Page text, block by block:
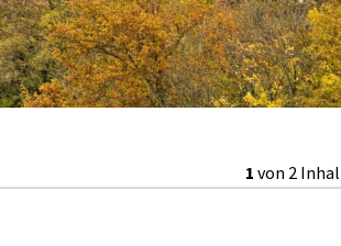
1 von 2